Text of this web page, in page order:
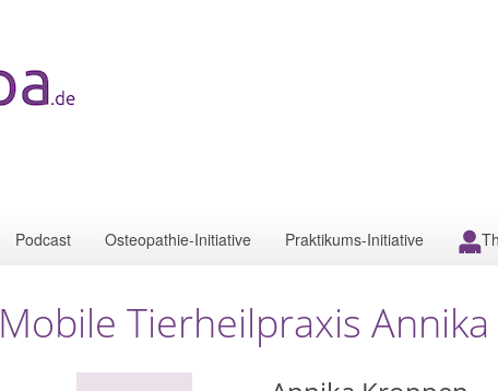
Podcast Osteopathie-Initiative Praktikums-Initiative
Mobile Tierheilpraxis